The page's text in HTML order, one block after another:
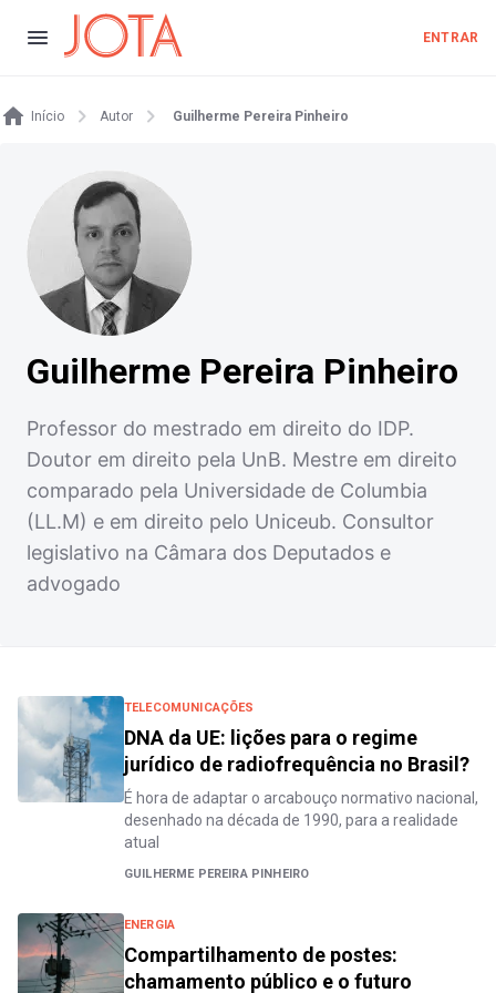
ENTRAR
Início Autor Guilherme Pereira Pinheiro
Guilherme Pereira Pinheiro
Professor do mestrado em direito do IDP.
Doutor em direito pela UnB. Mestre em direito
comparado pela Universidade de Columbia
(LL.M) e em direito pelo Uniceub. Consultor
legislativo na Câmara dos Deputados e
advogado
TELECOMUNICAÇÕES
DNA da UE: lições para o regime
jurídico de radiofrequência no Brasil?
É hora de adaptar o arcabouço normativo nacional,
desenhado na década de 1990, para a realidade
atual
GUILHERME PEREIRA PINHEIRO
ENERGIA
Compartilhamento de postes:
chamamento público e o futuro